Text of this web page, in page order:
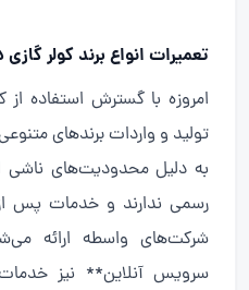
تعمیرات انواع برند کولر گازی
امروزه با گسترش استفاده
تولید و واردات برندهای
به دلیل محدودیت‌های ناشی
رسمی ندارند و خدمات پس
شرکت‌های واسطه ارائه
سرویس آنلاین** نیز